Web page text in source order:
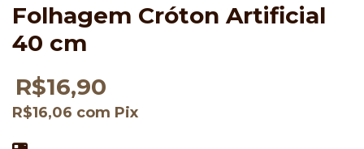
Folhagem Cróton Artificial
40 cm
R$16,90
R$16,06 com Pix